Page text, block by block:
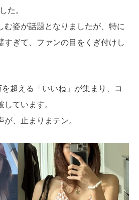
た。
む姿が話題となりましたが、特に
すぎて、ファンの目をくぎ付けし
超える「いいね」が集まり、コ
しています。
、止まりまテン。